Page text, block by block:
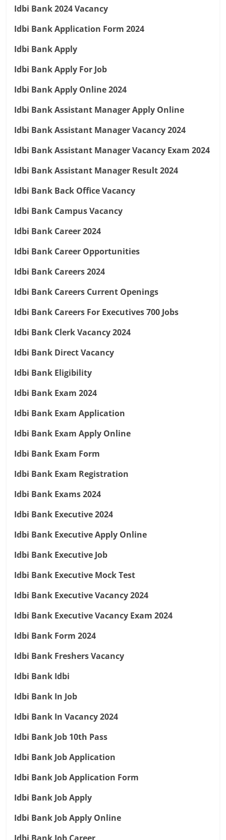
Idbi Bank 2024 Vacancy
Idbi Bank Application Form 2024
Idbi Bank Apply
Idbi Bank Apply For Job
Idbi Bank Apply Online 2024
Idbi Bank Assistant Manager Apply Online
Idbi Bank Assistant Manager Vacancy 2024
Idbi Bank Assistant Manager Vacancy Exam 2024
Idbi Bank Assistant Manager Result 2024
Idbi Bank Back Office Vacancy
Idbi Bank Campus Vacancy
Idbi Bank Career 2024
Idbi Bank Career Opportunities
Idbi Bank Careers 2024
Idbi Bank Careers Current Openings
Idbi Bank Careers For Executives 700 Jobs
Idbi Bank Clerk Vacancy 2024
Idbi Bank Direct Vacancy
Idbi Bank Eligibility
Idbi Bank Exam 2024
Idbi Bank Exam Application
Idbi Bank Exam Apply Online
Idbi Bank Exam Form
Idbi Bank Exam Registration
Idbi Bank Exams 2024
Idbi Bank Executive 2024
Idbi Bank Executive Apply Online
Idbi Bank Executive Job
Idbi Bank Executive Mock Test
Idbi Bank Executive Vacancy 2024
Idbi Bank Executive Vacancy Exam 2024
Idbi Bank Form 2024
Idbi Bank Freshers Vacancy
Idbi Bank Idbi
Idbi Bank In Job
Idbi Bank In Vacancy 2024
Idbi Bank Job 10th Pass
Idbi Bank Job Application
Idbi Bank Job Application Form
Idbi Bank Job Apply
Idbi Bank Job Apply Online